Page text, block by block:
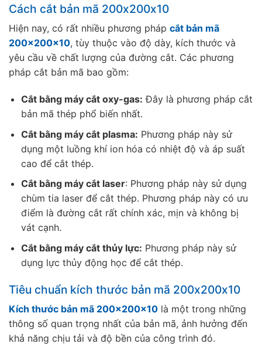
Cách cắt bản mã 200x200x10
Hiện nay, có rất nhiều phương pháp cắt bản mã
200x200x10, tùy thuộc vào độ dày, kích thước và
yêu cầu về chất lượng của đường cắt. Các phương
pháp cắt bản mã bao gồm:
Cắt bằng máy cắt oxy-gas: Đây là phương pháp cắt
bản mã thép phổ biến nhất.
Cắt bằng máy cắt plasma: Phương pháp này sử
dụng một luồng khí ion hóa có nhiệt độ và áp suất
cao để cắt thép.
Cắt bằng máy cắt laser: Phương pháp này sử dụng
chùm tia laser để cắt thép. Phương pháp này có ưu
điểm là đường cắt rất chính xác, mịn và không bị
vát cạnh.
Cắt bằng máy cắt thủy lực: Phương pháp này sử
dụng lực thủy động học để cắt thép.
Tiêu chuẩn kích thước bản mã 200x200x10
Kích thước bản mã 200x200x10 là một trong những
thông số quan trọng nhất của bản mã, ảnh hưởng đến
khả năng chịu tải và độ bền của công trình đó.